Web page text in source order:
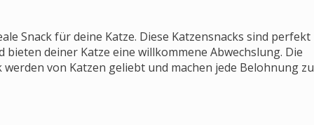
Snack für deine Katze. Diese Katzensnacks sind perfekt
deiner Katze eine willkommene Abwechslung. Die
von Katzen geliebt und machen jede Belohnung zu